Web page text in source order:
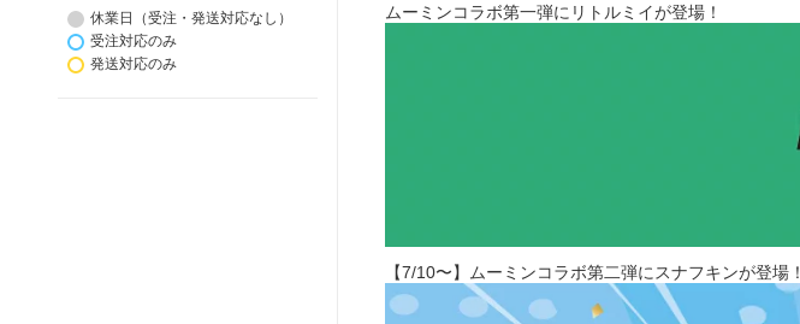
休業日（受注・発送対応なし）
受注対応のみ
発送対応のみ
ムーミンコラボ第一弾にリトルミイが登場！
【7/10〜】ムーミンコラボ第二弾にスナフキンが登場！